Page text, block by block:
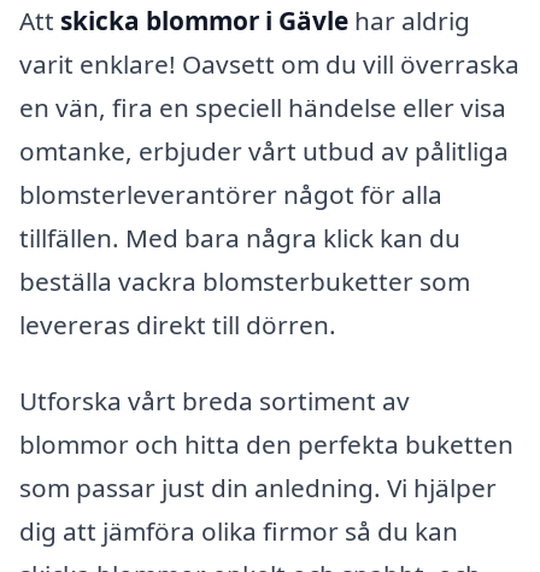
Att skicka blommor i Gävle har aldrig
varit enklare! Oavsett om du vill överraska
en vän, fira en speciell händelse eller visa
omtanke, erbjuder vårt utbud av pålitliga
blomsterleverantörer något för alla
tillfällen. Med bara några klick kan du
beställa vackra blomsterbuketter som
levereras direkt till dörren.
Utforska vårt breda sortiment av
blommor och hitta den perfekta buketten
som passar just din anledning. Vi hjälper
dig att jämföra olika firmor så du kan